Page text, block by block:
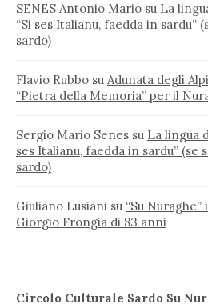
SENES Antonio Mario su La
“Si ses Italianu, faedda in sardu”
sardo)
Flavio Rubbo su Adunata degli
“Pietra della Memoria” per il
Sergio Mario Senes su La lingua
ses Italianu, faedda in sardu” (se
sardo)
Giuliano Lusiani su “Su
Giorgio Frongia di 83 anni
Circolo Culturale Sardo Su